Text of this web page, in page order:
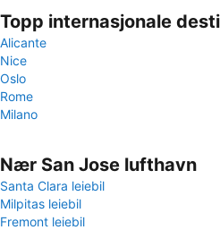
Topp internasjonale
Alicante
Nice
Oslo
Rome
Milano
Nær San Jose lufthavn
Santa Clara leiebil
Milpitas leiebil
Fremont leiebil